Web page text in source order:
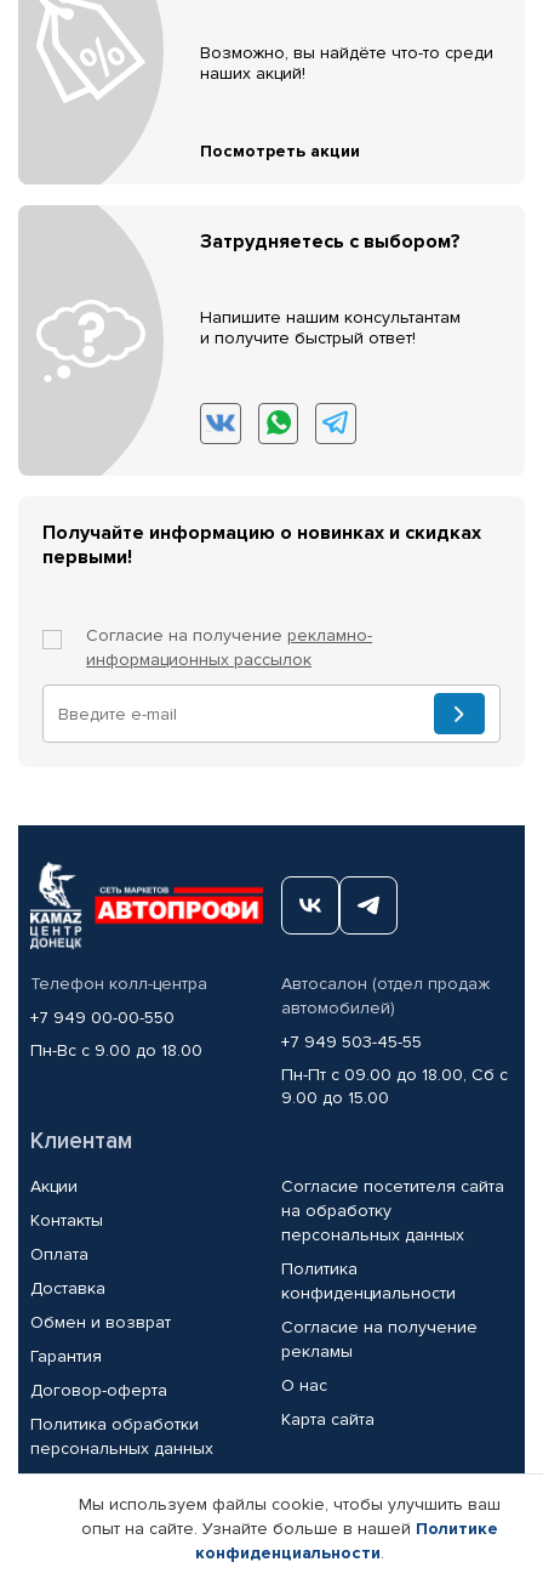
Возможно, вы найдёте что-то среди
наших акций!
Посмотреть акции
Затрудняетесь с выбором?
Напишите нашим консультантам
и получите быстрый ответ!
Получайте информацию о новинках и скидках
первыми!
Согласие на получение рекламно-
информационных рассылок
Телефон колл-центра
+7 949 00-00-550
Пн-Вс с 9.00 до 18.00
Автосалон (отдел продаж
автомобилей)
+7 949 503-45-55
Пн-Пт с 09.00 до 18.00, Сб с
9.00 до 15.00
Клиентам
Акции
Контакты
Оплата
Доставка
Обмен и возврат
Гарантия
Договор-оферта
Политика обработки
персональных данных
Согласие посетителя сайта
на обработку
персональных данных
Политика
конфиденциальности
Согласие на получение
рекламы
О нас
Карта сайта
Партнерам
Корпоративным клиентам
Реквизиты компании
Мы используем файлы cookie, чтобы улучшить ваш
опыт на сайте. Узнайте больше в нашей Политике
конфиденциальности.